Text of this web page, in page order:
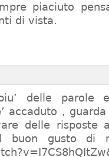
piaciuto
di vista.
delle parole
accaduto , guarda
delle risposte
gusto di